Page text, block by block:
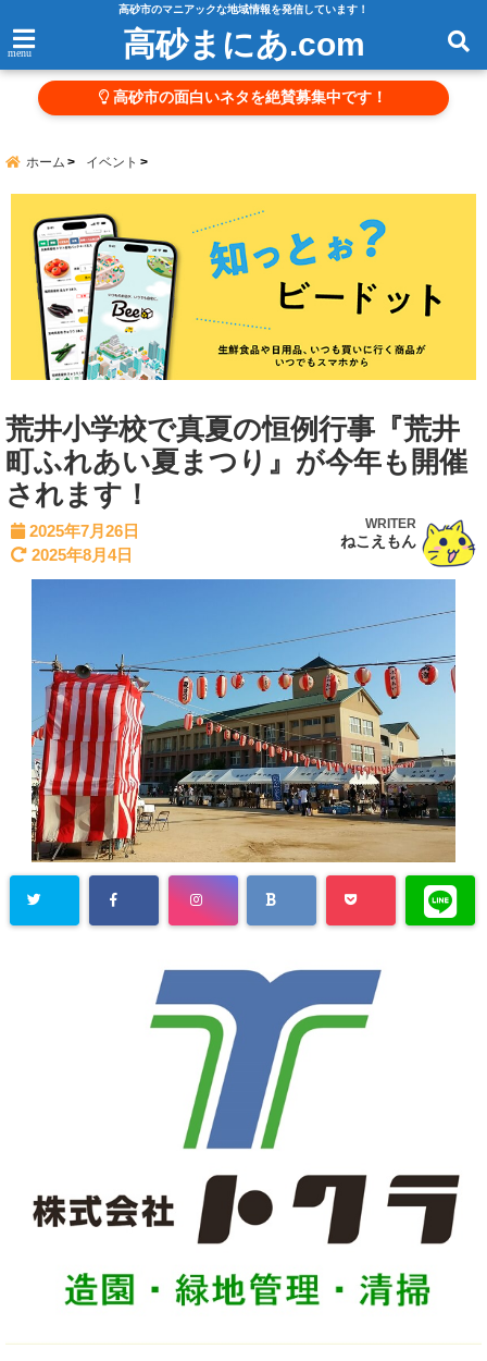
高砂市のマニアックな地域情報を発信しています！
menu 高砂まにあ.com
高砂市の面白いネタを絶賛募集中です！
ホーム イベント
荒井小学校で真夏の恒例行事『荒井
町ふれあい夏まつり』が今年も開催
されます！
2025年7月26日
2025年8月4日
WRITER
ねこえもん